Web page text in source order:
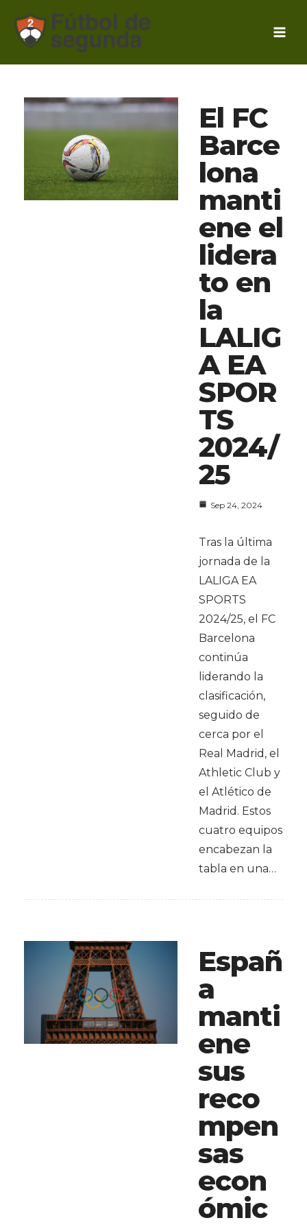
contenido
El FC
Barce
lona
manti
ene el
lidera
to en
la
LALIG
A EA
SPOR
TS
2024/
25
Sep 24, 2024
Tras la última
jornada de la
LALIGA EA
SPORTS
2024/25, el FC
Barcelona
continúa
liderando la
clasificación,
seguido de
cerca por el
Real Madrid, el
Athletic Club y
el Atlético de
Madrid. Estos
cuatro equipos
encabezan la
tabla en una…
Españ
a
manti
ene
sus
reco
mpen
sas
econ
ómic